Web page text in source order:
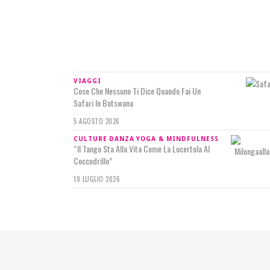
VIAGGI
Cose Che Nessuno Ti Dice Quando Fai Un
Safari In Botswana
5 AGOSTO 2026
CULTURE DANZA YOGA & MINDFULNESS
“Il Tango Sta Alla Vita Come La Lucertola Al
Coccodrillo”
19 LUGLIO 2026